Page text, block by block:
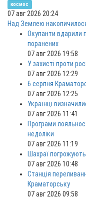
космос
07 авг 2026 20:24
Над Землею
Окупанти вдарили
поранених
07 авг 2026 19:58
У захисті проти
07 авг 2026 12:29
6 серпня
07 авг 2026 12:25
Українці
07 авг 2026 11:41
Програми
недоліки
07 авг 2026 11:19
Шахраї
07 авг 2026 10:48
Станція
Краматорську
07 авг 2026 09:58